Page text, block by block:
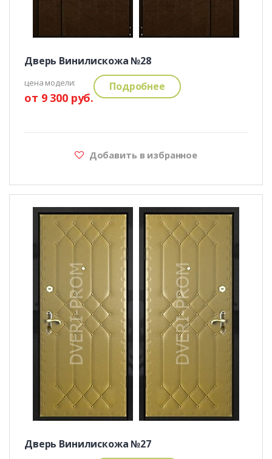
Дверь Винилискожа №28
цена модели:
от 9 300 руб.
Подробнее
Добавить в избранное
Дверь Винилискожа №27